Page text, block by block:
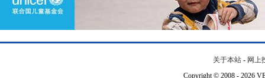
关于本站 - 网上
Copyright © 2008 - 2026